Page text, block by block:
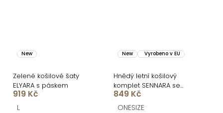
New
Zelené košilové šaty
ELYARA s páskem
919 Kč
L
New Vyrobeno v EU
Hnědý letní košilový
komplet SENNARA se
sukní
849 Kč
ONESIZE